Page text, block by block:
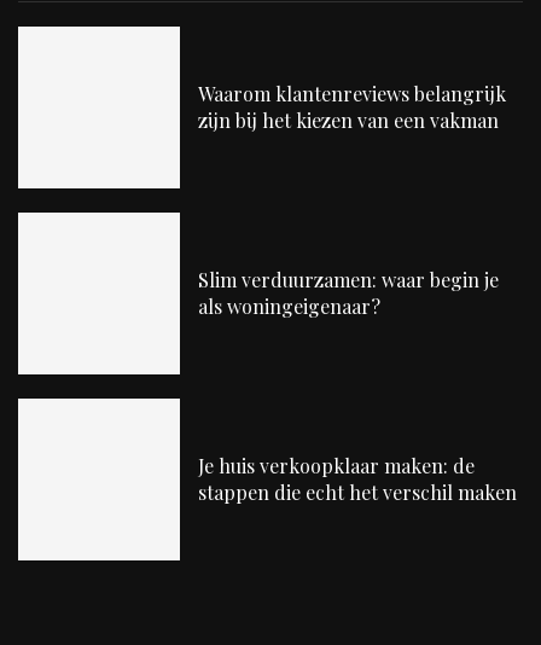
Waarom klantenreviews belangrijk
zijn bij het kiezen van een vakman
Slim verduurzamen: waar begin je
als woningeigenaar?
Je huis verkoopklaar maken: de
stappen die echt het verschil maken